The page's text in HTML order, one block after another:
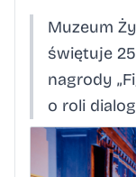
Muzeum
świętuje
nagrody
o roli